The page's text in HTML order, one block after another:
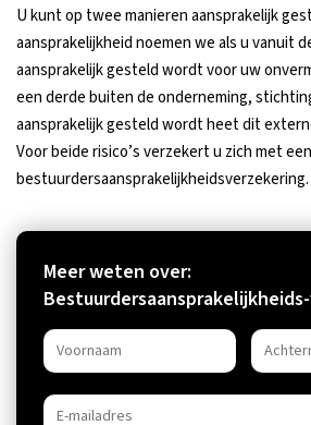
U kunt op twee manieren aansprakelijk
aansprakelijkheid noemen we als u vanuit
aansprakelijk gesteld wordt voor uw
een derde buiten de onderneming,
aansprakelijk gesteld wordt heet dit
Voor beide risico’s verzekert u zich met een
bestuurdersaansprakelijkheidsverzekering.
Meer weten over: